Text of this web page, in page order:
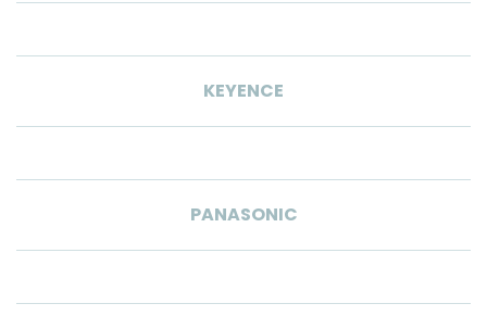
KEYENCE
PANASONIC